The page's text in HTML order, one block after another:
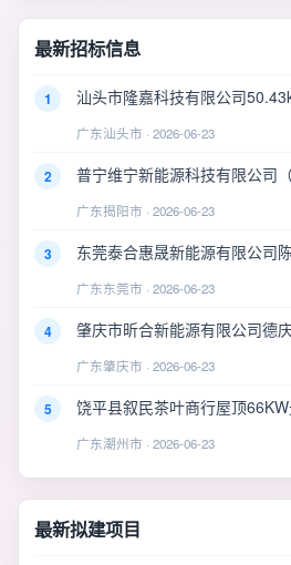
最新招标信息
1 汕头市隆嘉科技有限公司
广东汕头市 · 2026-06-23
2 普宁维宁新能源科技有限公司
广东揭阳市 · 2026-06-23
3 东莞泰合惠晟新能源有限公司
广东东莞市 · 2026-06-23
4 肇庆市昕合新能源有限公司德
广东肇庆市 · 2026-06-23
5 饶平县叙民茶叶商行屋顶
广东潮州市 · 2026-06-23
最新拟建项目